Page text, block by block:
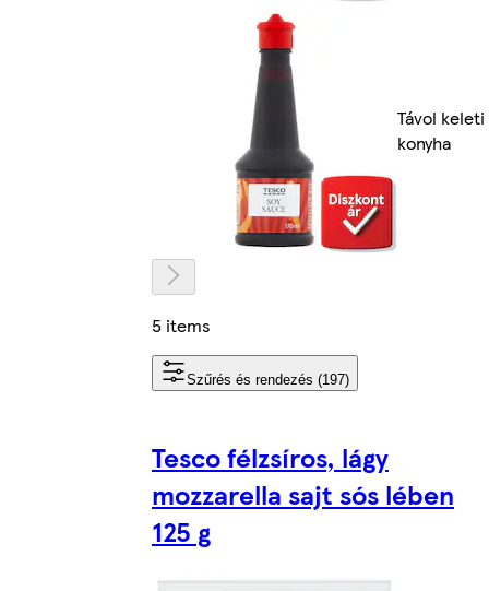
Távol keleti
konyha
5 items
Szűrés és rendezés (197)
Tesco félzsíros, lágy
mozzarella sajt sós lében
125 g